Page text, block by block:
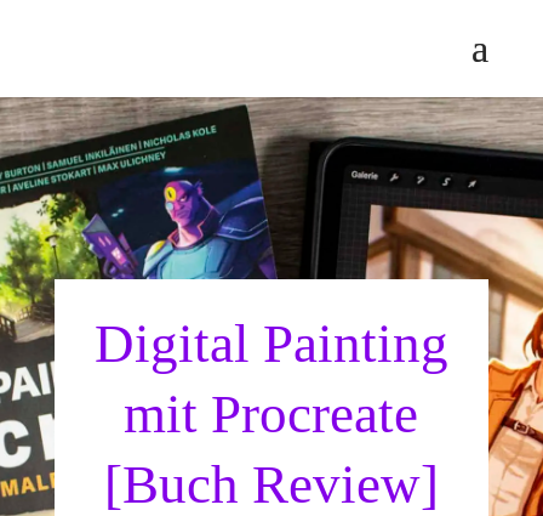
Digital Painting
mit Procreate
[Buch Review]